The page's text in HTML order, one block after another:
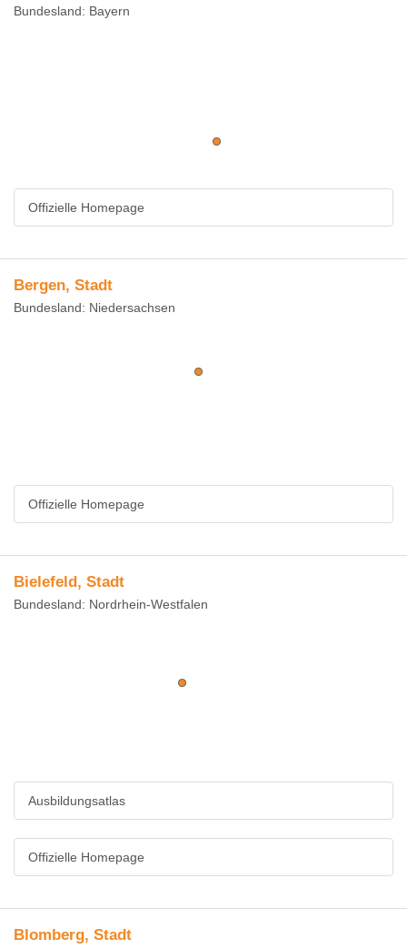
Bundesland: Bayern
Offizielle Homepage
Bergen, Stadt
Bundesland: Niedersachsen
Offizielle Homepage
Bielefeld, Stadt
Bundesland: Nordrhein-Westfalen
Ausbildungsatlas
Offizielle Homepage
Blomberg, Stadt